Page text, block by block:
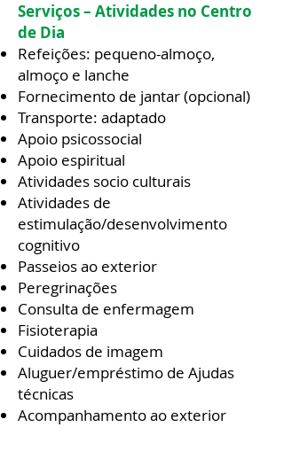
Serviços – Atividades no Centro
de Dia
Refeições: pequeno-almoço,
almoço e lanche
Fornecimento de jantar (opcional)
Transporte: adaptado
Apoio psicossocial
Apoio espiritual
Atividades socio culturais
Atividades de
estimulação/desenvolvimento
cognitivo
Passeios ao exterior
Peregrinações
Consulta de enfermagem
Fisioterapia
Cuidados de imagem
Aluguer/empréstimo de Ajudas
técnicas
Acompanhamento ao exterior